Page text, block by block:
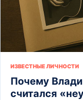
ИЗВЕСТНЫЕ ЛИЧНОСТИ
Почему
считался